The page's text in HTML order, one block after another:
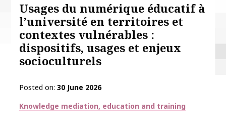
Usages du numérique éducatif à
l’université en territoires et
contextes vulnérables :
dispositifs, usages et enjeux
socioculturels
Posted on 30 June 2026
Thématiques
Knowledge mediation, education and training